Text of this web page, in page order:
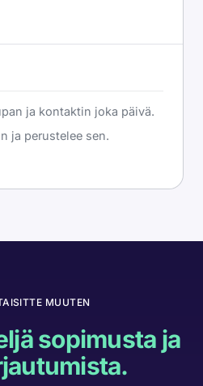
ja kontaktin joka päivä.
ja perustelee sen.
MUUTEN
sopimusta ja